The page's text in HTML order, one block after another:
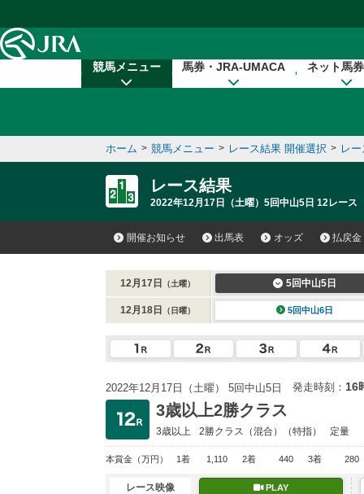
競馬メニュー 馬券・JRA-UMACA ネット馬
ホーム > 競馬メニュー > レース結果 開催選択 > レ
レース結果
2022年12月17日（土曜）5回中山5日 12レース
開催お知らせ 出馬表 オッズ 払戻金
12月17日 （土曜） 5回中山5日
12月18日 （日曜） 5回中山6日
2022年12月17日（土曜） 5回中山5日 発走時刻： 16
3歳以上2勝クラス
3歳以上 2勝クラス （混合）（特指） 定量
本賞金 （万円） 1着 1,110 2着 440 3着 280
レース映像 PLAY